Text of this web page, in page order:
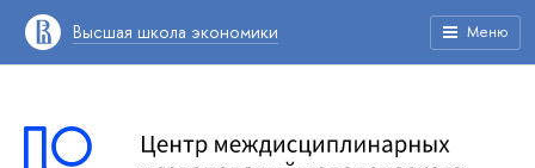
Высшая школа экономики Меню